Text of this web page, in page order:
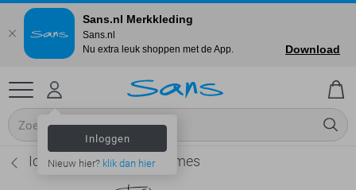
Inloggen
Nieuw hier? klik dan hier
Ichi Lange broeken - Dames
Sans.nl Merkkleding
Sans.nl
Nu extra leuk shoppen met de App.
Download